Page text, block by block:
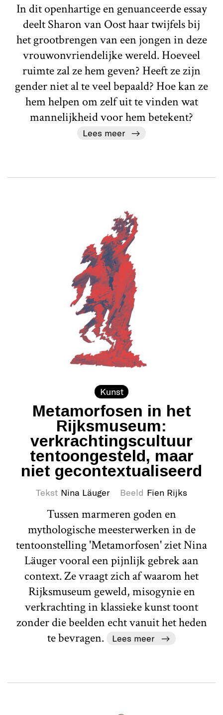
In dit openhartige en genuanceerde essay
deelt Sharon van Oost haar twijfels bij
het grootbrengen van een jongen in deze
vrouwonvriendelijke wereld. Hoeveel
ruimte zal ze hem geven? Heeft ze zijn
gender niet al te veel bepaald? Hoe kan ze
hem helpen om zelf uit te vinden wat
mannelijkheid voor hem betekent?
Lees meer
Kunst
Metamorfosen in het
Rijksmuseum:
verkrachtingscultuur
tentoongesteld, maar
niet gecontextualiseerd
Tekst Nina Läuger Beeld Fien Rijks
Tussen marmeren goden en
mythologische meesterwerken in de
tentoonstelling 'Metamorfosen' ziet Nina
Läuger vooral een pijnlijk gebrek aan
context. Ze vraagt zich af waarom het
Rijksmuseum geweld, misogynie en
verkrachting in klassieke kunst toont
zonder die beelden echt vanuit het heden
te bevragen.
Lees meer